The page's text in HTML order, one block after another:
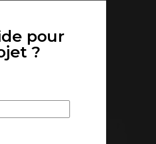
pour
?